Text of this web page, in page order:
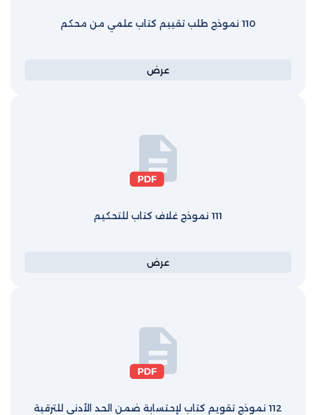
110 نموذج طلب تقييم كتاب علمي من محكم
عرض
111 نموذج غلاف كتاب للتحكيم
عرض
112 نموذج تقويم كتاب لإحتسابة ضمن الحد الأدنى للترقية